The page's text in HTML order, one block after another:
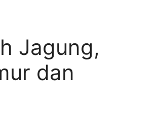
Jagung,
dan